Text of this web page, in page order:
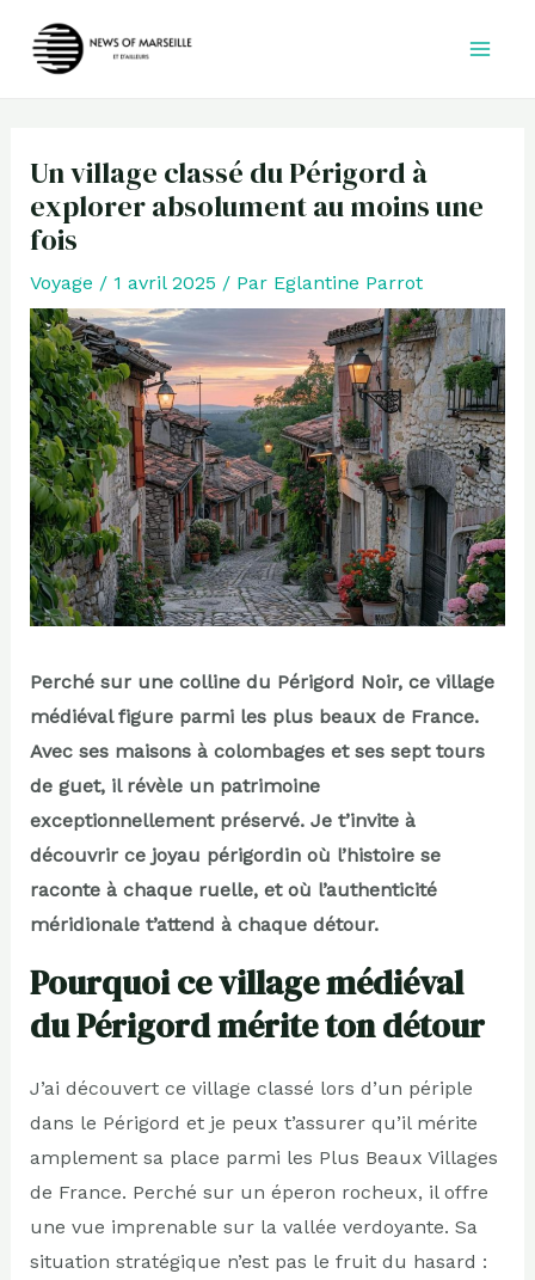
Un village classé du Périgord à
explorer absolument au moins une
fois
Voyage / 1 avril 2025 / Par Eglantine Parrot
Perché sur une colline du Périgord Noir, ce village
médiéval figure parmi les plus beaux de France.
Avec ses maisons à colombages et ses sept tours
de guet, il révèle un patrimoine
exceptionnellement préservé. Je t’invite à
découvrir ce joyau périgordin où l’histoire se
raconte à chaque ruelle, et où l’authenticité
méridionale t’attend à chaque détour.
Pourquoi ce village médiéval
du Périgord mérite ton détour
J’ai découvert ce village classé lors d’un périple
dans le Périgord et je peux t’assurer qu’il mérite
amplement sa place parmi les Plus Beaux Villages
de France. Perché sur un éperon rocheux, il offre
une vue imprenable sur la vallée verdoyante. Sa
situation stratégique n’est pas le fruit du hasard :